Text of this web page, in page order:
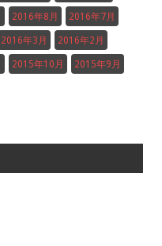
2016年8月 2016年7月
2016年3月 2016年2月
2015年10月 2015年9月